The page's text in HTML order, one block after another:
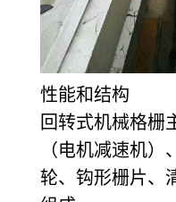
性能和结构
回转式机械格栅
（电机减速机
轮、钩形栅片、